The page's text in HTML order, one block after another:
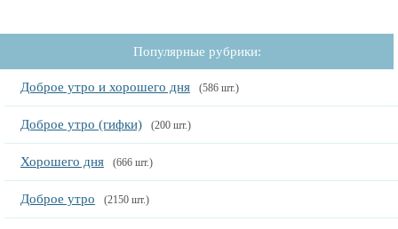
Популярные рубрики:
Доброе утро и хорошего дня (586 шт.)
Доброе утро (гифки) (200 шт.)
Хорошего дня (666 шт.)
Доброе утро (2150 шт.)